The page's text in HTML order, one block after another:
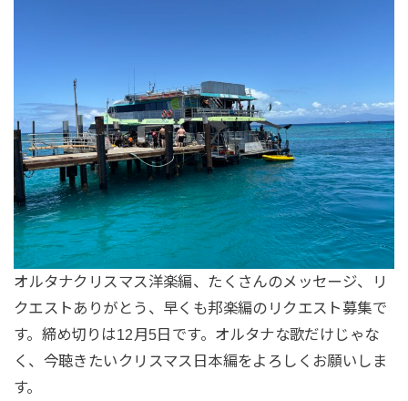
オルタナクリスマス洋楽編、たくさんのメッセージ、リ
クエストありがとう、早くも邦楽編のリクエスト募集で
す。締め切りは12月5日です。オルタナな歌だけじゃな
く、今聴きたいクリスマス日本編をよろしくお願いしま
す。